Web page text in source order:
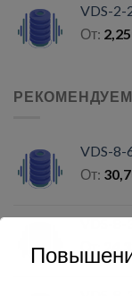
VDS-2-
От:
VDS-8-
От: